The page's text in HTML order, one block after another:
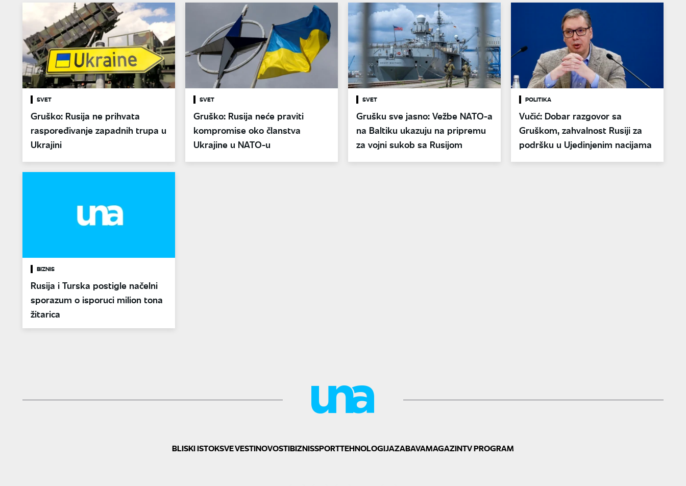
SVET
Gruško: Rusija ne prihvata
raspoređivanje zapadnih trupa u
Ukrajini
SVET
Gruško: Rusija neće praviti
kompromise oko članstva
Ukrajine u NATO-u
SVET
Grušku sve jasno: Vežbe NATO-a
na Baltiku ukazuju na pripremu
za vojni sukob sa Rusijom
POLITIKA
Vučić: Dobar razgovor sa
Gruškom, zahvalnost Rusiji za
podršku u Ujedinjenim nacijama
BIZNIS
Rusija i Turska postigle načelni
sporazum o isporuci milion tona
žitarica
BLISKI ISTOKSVE VESTINOVOSTIBIZNISSPORTTEHNOLOGIJAZABAVAMAGAZINTV PROGRAM